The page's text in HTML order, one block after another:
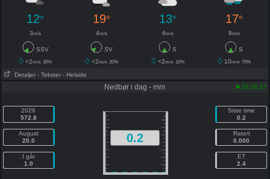
12° 19° 13° 17°
3m/s 4m/s 6m/s 8m/s
SSV SV S
S
<2mm 30% <2mm 20% <2mm 10% 10mm 70%
Detaljer - Tekster - Helside
Nedbør i dag - mm 20:35:17
2026
572.8
August
20.0
I går
1.0
0.2
Siste time
0.2
Rate/t
0.000
ET
2.4